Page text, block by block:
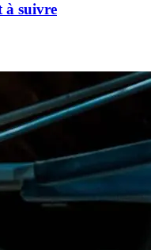
à suivre